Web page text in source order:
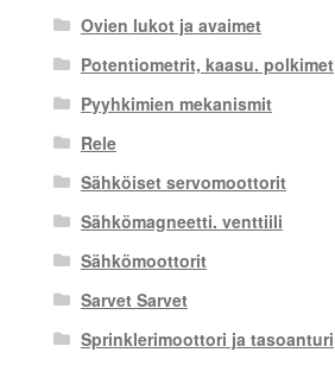
Ovien lukot ja avaimet
Potentiometrit, kaasu. polkimet
Pyyhkimien mekanismit
Rele
Sähköiset servomoottorit
Sähkömagneetti. venttiili
Sähkömoottorit
Sarvet Sarvet
Sprinklerimoottori ja tasoanturi